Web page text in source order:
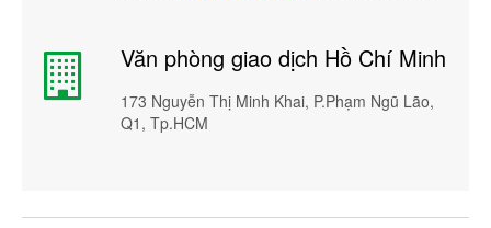
Văn phòng giao dịch Hồ Chí Minh
173 Nguyễn Thị Minh Khai, P.Phạm Ngũ Lão,
Q1, Tp.HCM